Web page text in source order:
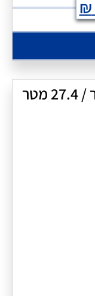
₪
גליל ניילון עטיפה 2.51 מטר / 27.4 מטר